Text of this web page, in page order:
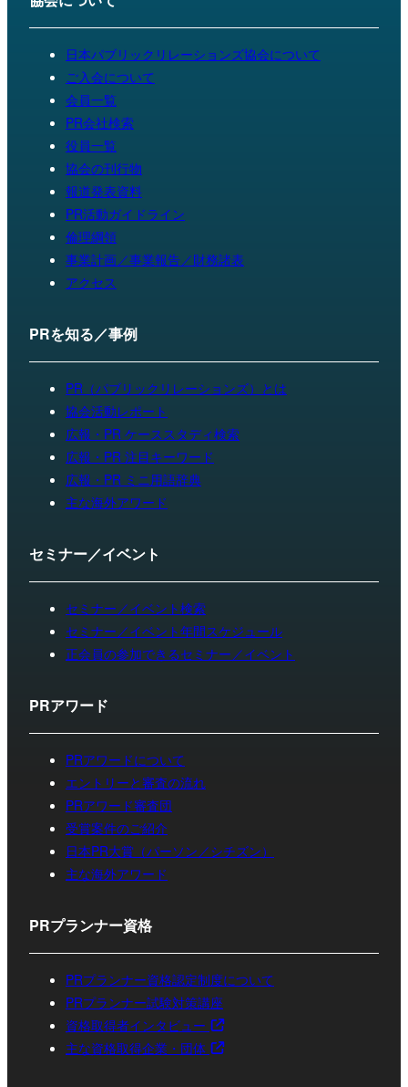
日本パブリックリレーションズ協会について
ご入会について
会員一覧
PR会社検索
役員一覧
協会の刊行物
報道発表資料
PR活動ガイドライン
倫理綱領
事業計画／事業報告／財務諸表
アクセス
PRを知る／事例
PR（パブリックリレーションズ）とは
協会活動レポート
広報・PR ケーススタディ検索
広報・PR 注目キーワード
広報・PR ミニ用語辞典
主な海外アワード
セミナー／イベント
セミナー／イベント検索
セミナー／イベント年間スケジュール
正会員の参加できるセミナー／イベント
PRアワード
PRアワードについて
エントリーと審査の流れ
PRアワード審査団
受賞案件のご紹介
日本PR大賞（パーソン／シチズン）
主な海外アワード
PRプランナー資格
PRプランナー資格認定制度について
PRプランナー試験対策講座
資格取得者インタビュー
主な資格取得企業・団体